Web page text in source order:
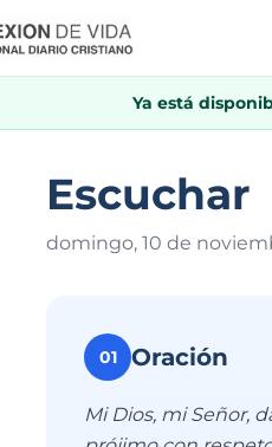
Ya está
Escuchar
domingo, 10 de
01 Oración
Mi Dios, mi Señor,